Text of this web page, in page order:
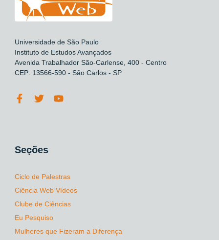
Universidade de São Paulo
Instituto de Estudos Avançados
Avenida Trabalhador São-Carlense, 400 - Centro
CEP: 13566-590 - São Carlos - SP
Seções
Ciclo de Palestras
Ciência Web Vídeos
Clube de Ciências
Eu Pesquiso
Mulheres que Fizeram a Diferença